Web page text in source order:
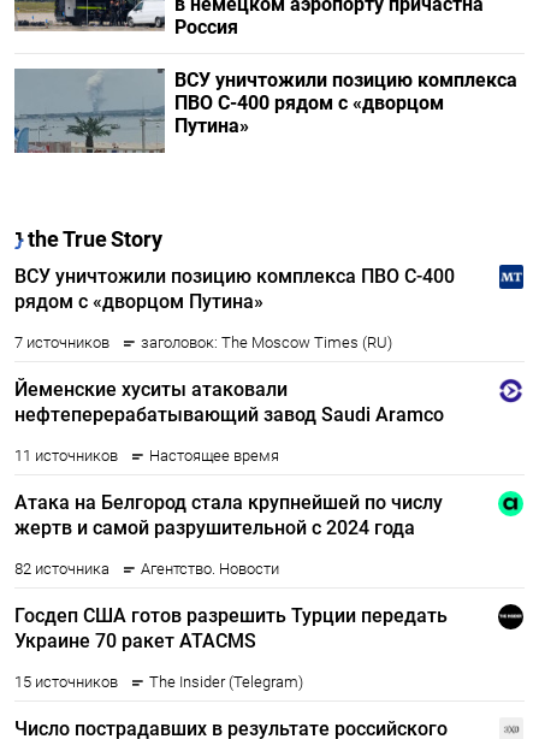
Россия
ВСУ уничтожили позицию комплекса
ПВО С-400 рядом с «дворцом
Путина»